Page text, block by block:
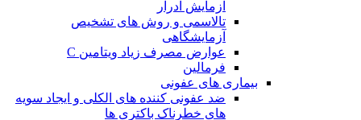
آزمایش ادرار
تالاسمی و روش های تشخیص
آزمایشگاهی
عوارض مصرف زیاد ویتامین C
فرمالین
بیماری های عفونی
ضد عفونی کننده های الکلی و ایجاد سویه
های خطرناک باکتری ها